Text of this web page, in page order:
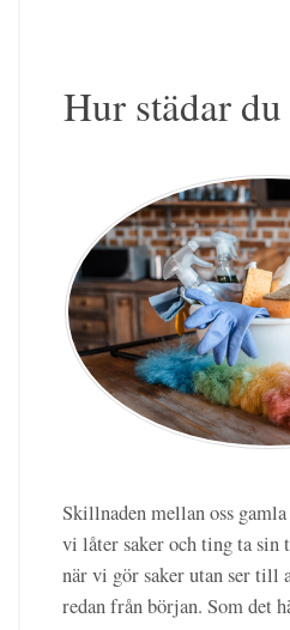
Hur städar
Skillnaden mellan oss
vi låter saker och ting ta
när vi gör saker utan ser
redan från början. Som det